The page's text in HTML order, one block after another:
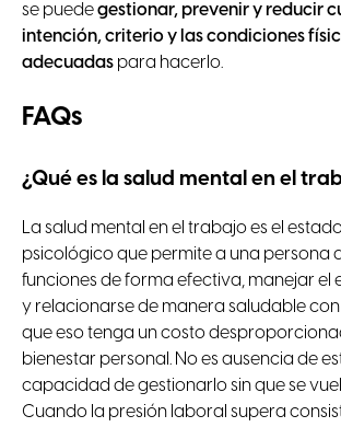
se puedegestionar, prevenir y reducir
intención, criterio y las condiciones
adecuadas para hacerlo.
FAQs
¿Qué es la salud mental en el
La salud mental en el trabajo es el
psicológico que permite a una persona
funciones de forma efectiva, manejar el
y relacionarse de manera saludable con
que eso tenga un costo
bienestar personal. No es ausencia de
capacidad de gestionarlo sin que se
Cuando la presión laboral supera